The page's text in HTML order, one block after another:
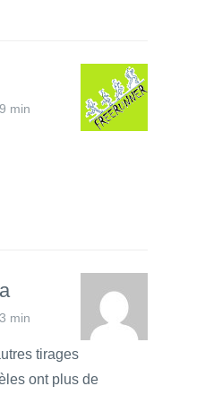
min
min
tirages
ont plus de